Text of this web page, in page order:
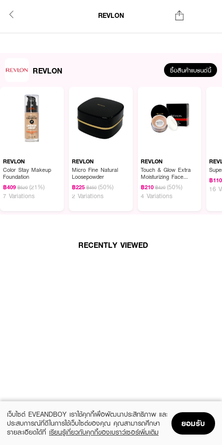
REVLON
REVLON ซื้อสินค้าแบรนด์นี้
REVLON
Color Stay Makeup
Foundation
฿409 ฿520 (21%)
7 Variations
REVLON
Micro Fine Natural
Loosepowder
฿225 ฿450 (50%)
2 Variations
REVLON
Touch & Glow Extra
Moisturizing Face
Powder
฿210 ฿420 (50%)
4 Variations
฿110
16
RECENTLY VIEWED
เว็บไซต์ EVEANDBOY เราใช้คุกกี้เพื่อพัฒนาประสิทธิภาพ และ
ประสบการณ์ที่ดีในการใช้เว็บไซต์ของคุณ คุณสามารถศึกษา
รายละเอียดได้ที่ เรียนรู้เกี่ยวกับคุกกี้ของเบราว์เซอร์เพิ่มเติม
ยอมรับ